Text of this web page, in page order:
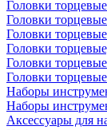
Головки
Головки
Головки
Головки
Головки
Головки
Наборы
Наборы
Аксессуары для